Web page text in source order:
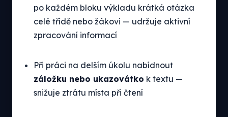
po každém bloku výkladu krátká otázka
celé třídě nebo žákovi — udržuje aktivní
zpracování informací
Při práci na delším úkolu nabídnout
záložku nebo ukazovátko k textu —
snižuje ztrátu místa při čtení